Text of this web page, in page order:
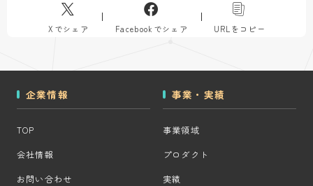
Xでシェア Facebookでシェア URLをコピー
企業情報
TOP
会社情報
お問い合わせ
事業・実績
事業領域
プロダクト
実績